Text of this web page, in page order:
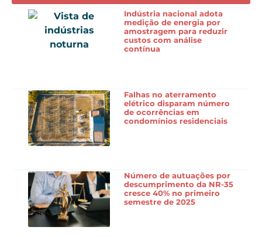
Indústria nacional adota
medição de energia por
amostragem para reduzir
custos com análise
contínua
Falhas no aterramento
elétrico disparam número
de ocorrências em
condomínios residenciais
Número de autuações por
descumprimento da NR-35
cresce 40% no primeiro
semestre de 2025